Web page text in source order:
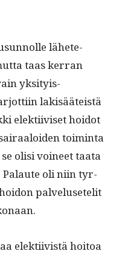
lähete­
taas ker­ran
yksi­tyis­
lak­isääteistä
elek­ti­iviset hoidot
toim­inta
olisi voineet taa­ta
Palaute oli niin tyr­
palvelusetelit
elek­ti­ivistä hoitoa